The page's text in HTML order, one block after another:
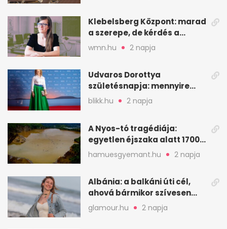
Klebelsberg Központ: marad
a szerepe, de kérdés a
hitelessége
wmn.hu 2 napja
Udvaros Dorottya
születésnapja: mennyire
ismered a filmszerepeit?
blikk.hu 2 napja
A Nyos-tó tragédiája:
egyetlen éjszaka alatt 1700
ember halt meg
hamuesgyemant.hu 2 napja
Albánia: a balkáni úti cél,
ahová bármikor szívesen
visszamennék
glamour.hu 2 napja